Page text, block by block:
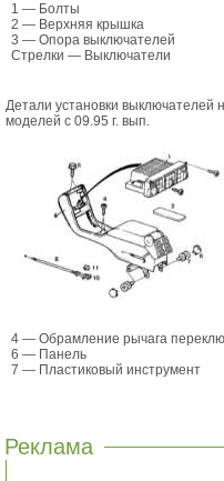
1 — Болты
2 — Верхняя крышка
3 — Опора выключателей
Стрелки — Выключатели
Детали установки выключателей
моделей с 09.95 г. вып.
4 — Обрамление рычага
6 — Панель
7 — Пластиковый инструмент
Реклама